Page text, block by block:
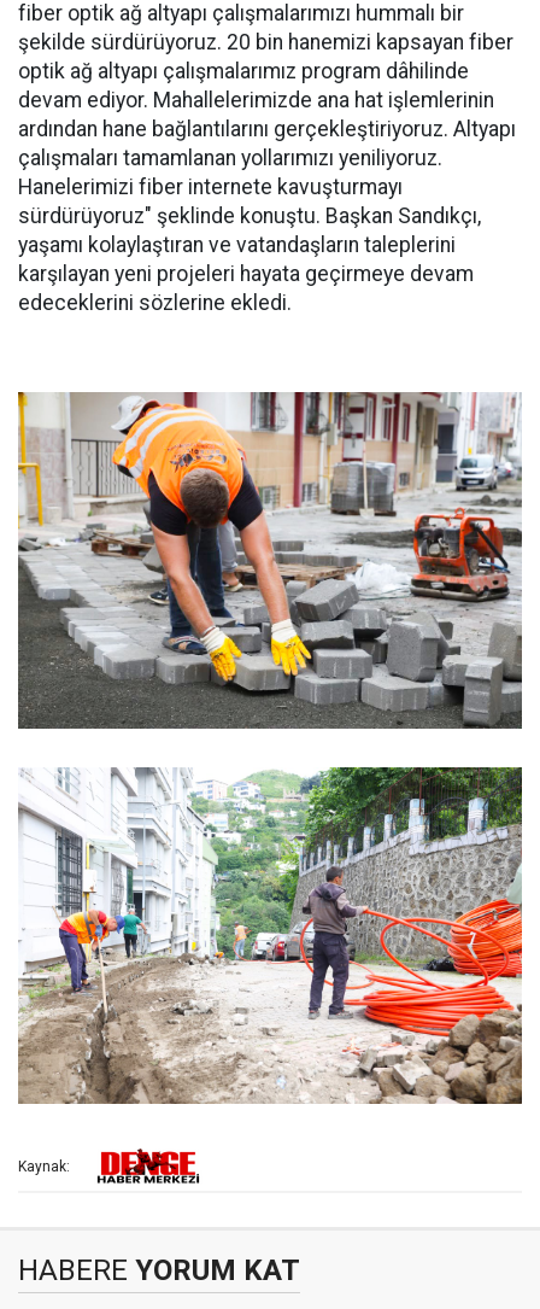
fiber optik ağ altyapı çalışmalarımızı hummalı bir
şekilde sürdürüyoruz. 20 bin hanemizi kapsayan fiber
optik ağ altyapı çalışmalarımız program dâhilinde
devam ediyor. Mahallelerimizde ana hat işlemlerinin
ardından hane bağlantılarını gerçekleştiriyoruz. Altyapı
çalışmaları tamamlanan yollarımızı yeniliyoruz.
Hanelerimizi fiber internete kavuşturmayı
sürdürüyoruz" şeklinde konuştu. Başkan Sandıkçı,
yaşamı kolaylaştıran ve vatandaşların taleplerini
karşılayan yeni projeleri hayata geçirmeye devam
edeceklerini sözlerine ekledi.
Kaynak:
HABERE YORUM KAT